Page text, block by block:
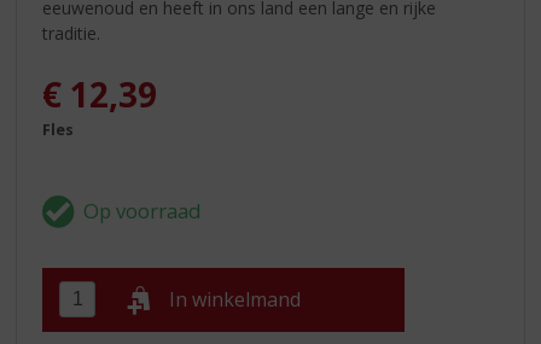
eeuwenoud en heeft in ons land een lange en rijke
traditie.
€ 12,39
Fles
In winkelmand